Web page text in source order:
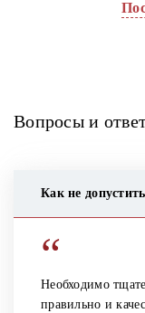
Вопросы и
Как не
“
Необходимо
правильно и